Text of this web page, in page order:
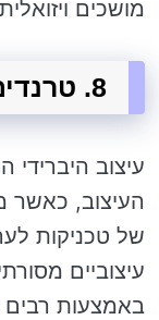
מושכים
8. טרנדים בעיצוב היברידי
עיצוב היברידי
העיצוב, כאשר
של טכניקות
עיצוביים
באמצעות